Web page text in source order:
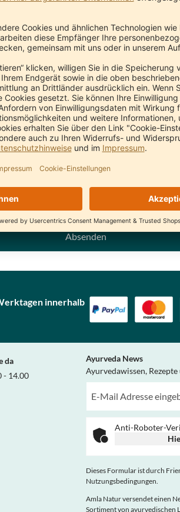
Verifizierung
Hier klicken
FriendlyCaptcha ⇗
dass meine Angaben aus dem
Anfrage erhoben und verarbeitet werden.
gesetzlichen Aufbewahrungsfristen für 6 Jahre
Ende des Kalenderjahres, in welchem Sie die
anservice@amla.de
widerrufen. Detaillierte
Nutzerdaten finden Sie in unserer
Absenden
innerhalb
da
- 14.00
Ayurveda News
Ayurvedawissen,
Anti-Roboter-
Dieses Formular ist durch
Nutzungsbedingungen.
Amla Natur versendet einen
Sortiment von ayurvedischen